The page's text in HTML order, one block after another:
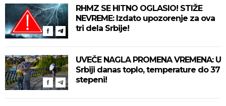
RHMZ SE HITNO OGLASIO! STIŽE
NEVREME: Izdato upozorenje za ova
tri dela Srbije!
UVEČE NAGLA PROMENA VREMENA: U
Srbiji danas toplo, temperature do 37
stepeni!